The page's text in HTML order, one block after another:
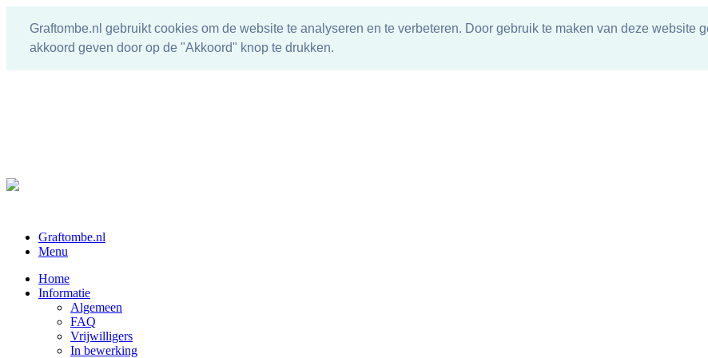
Graftombe.nl gebruikt cookies om de website te analyseren en te verbeteren. Door gebruik te maken van deze website
akkoord geven door op de "Akkoord" knop te drukken.
Graftombe.nl
Menu
Home
Informatie
Algemeen
FAQ
Vrijwilligers
In bewerking